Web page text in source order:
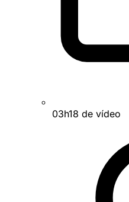
03h18 de vídeo